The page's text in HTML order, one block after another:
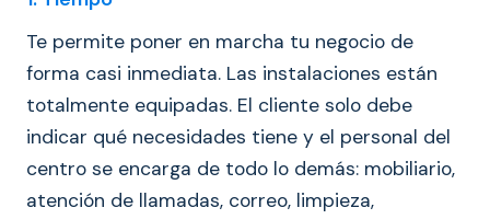
Te permite poner en marcha tu negocio de
forma casi inmediata. Las instalaciones están
totalmente equipadas. El cliente solo debe
indicar qué necesidades tiene y el personal del
centro se encarga de todo lo demás: mobiliario,
atención de llamadas, correo, limpieza,